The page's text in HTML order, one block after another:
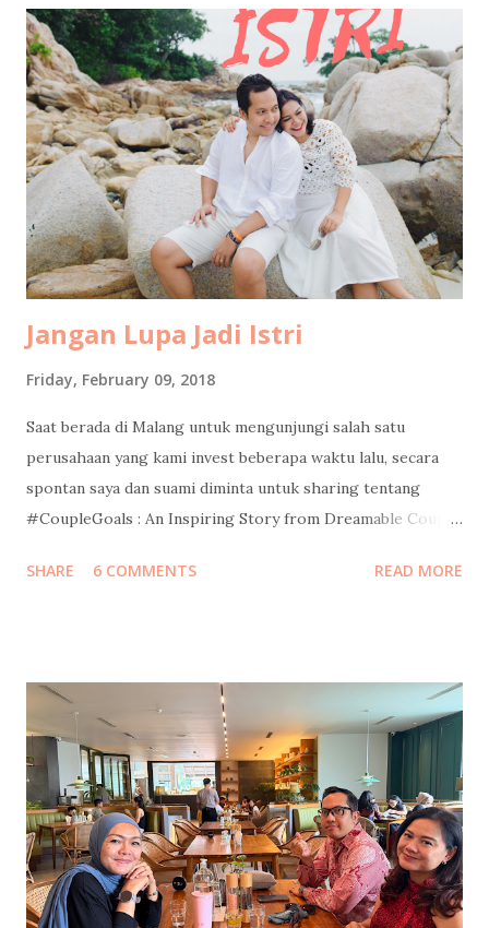
tidak diperbolehkan bicara terlalu banyak, supaya
jantungnya tidak bekerja terlalu keras. Tangan kanannya
menggenggam tangan suamiku, tangan kirinya
menggenggam tanganku, lalu berkata… “Ampuni mama ya,
Mas…” “Ampuni mama ya, Mbak…” “Jaga pernikahan, yang
rukun...” Beliau menangis, suamiku menangis, aku menahan
tangis… sambil mengusap kening beliau dan bilang, “Mama
pasti sembuh.. banyak sekali yang mendoakan mama.. yang
penting mama semangat ya”. ...
Jangan Lupa Jadi Istri
Friday, February 09, 2018
Saat berada di Malang untuk mengunjungi salah satu
perusahaan yang kami invest beberapa waktu lalu, secara
spontan saya dan suami diminta untuk sharing tentang
#CoupleGoals : An Inspiring Story from Dreamable Couple.
sharing sessions that we enjoyed much. Pada sesi yang
dan menjawab pertanyaan dari para peserta. Jawaban dari
beberapa pertanyaan sudah pernah saya tulis di blog ini,
seperti: Marriage Tips Finding The Right One Women are
like cars? 8 Tips Untuk Istri Agar Suami Tenang Bekerja
Jaga kesehatan pernikahan seperti menjaga kesehatan
badan Senang bisa sharing di Malang bareng
@nataliardianto tentang random things, mulai dari history,
love story, relationship, marriage, struggles, financia...
SHARE 6 COMMENTS READ MORE